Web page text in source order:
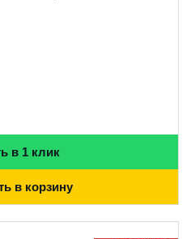
в 1 клик
в корзину